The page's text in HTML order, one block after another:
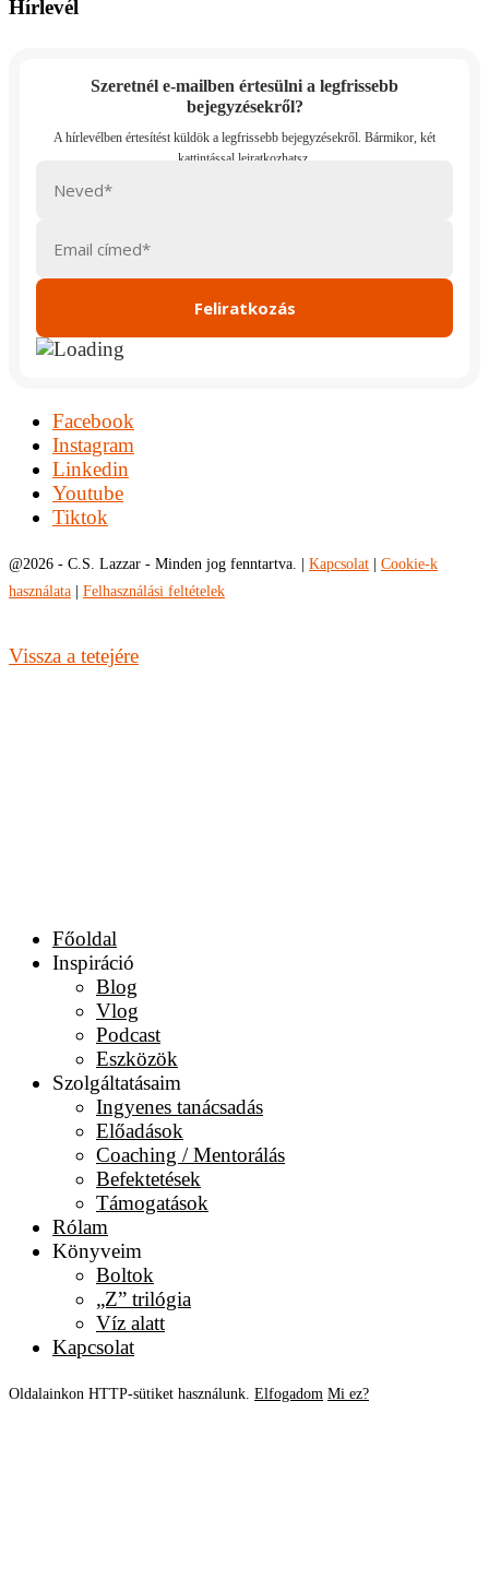
Hírlevél
Szeretnél e-mailben értesülni a legfrissebb
bejegyzésekről?
Facebook
Instagram
Linkedin
Youtube
Tiktok
@2026 - C.S. Lazzar - Minden jog fenntartva. | Kapcsolat | Cookie-k
használata | Felhasználási feltételek
Vissza a tetejére
Főoldal
Inspiráció
Blog
Vlog
Podcast
Eszközök
Szolgáltatásaim
Ingyenes tanácsadás
Előadások
Coaching / Mentorálás
Befektetések
Támogatások
Rólam
Könyveim
Boltok
„Z” trilógia
Víz alatt
Kapcsolat
Oldalainkon HTTP-sütiket használunk. Elfogadom Mi ez?